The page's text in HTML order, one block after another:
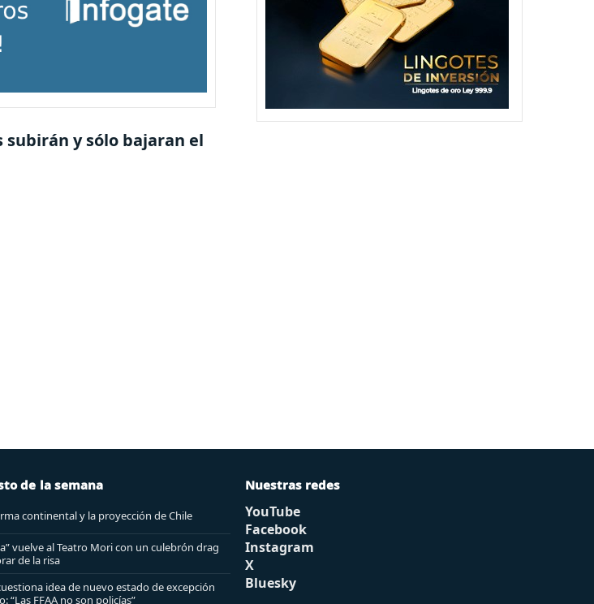
subirán y sólo bajaran el
de la semana
continental y la proyección de Chile
vuelve al Teatro Mori con un culebrón drag
de la risa
idea de nuevo estado de excepción
“Las FFAA no son policías”
Nuestras redes
YouTube
Facebook
Instagram
X
Bluesky